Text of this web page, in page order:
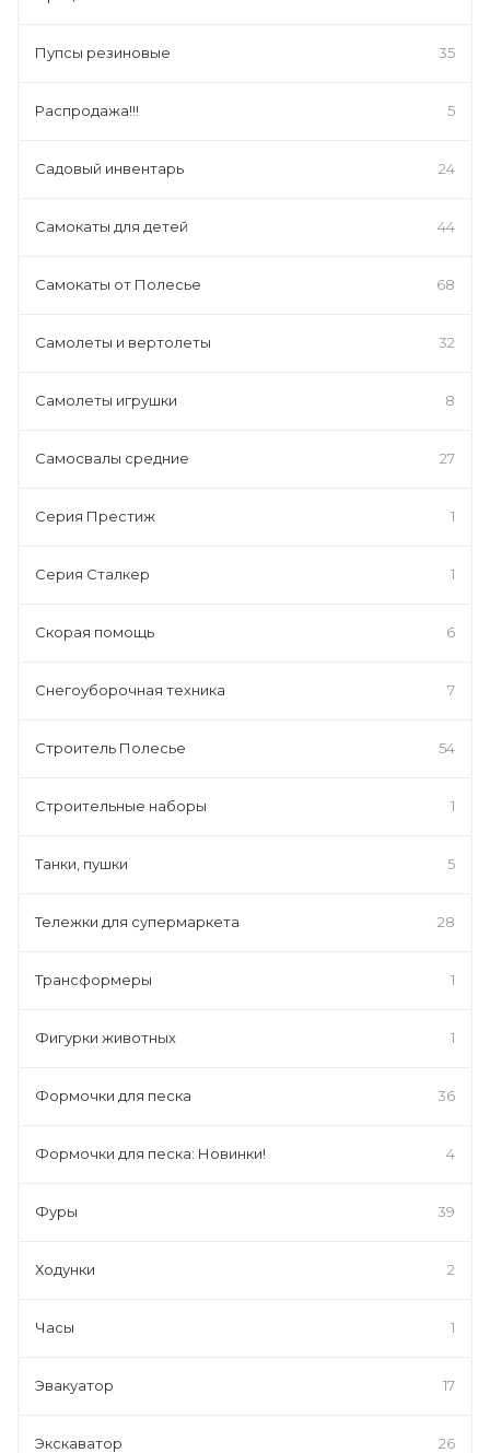
Пупсы резиновые 35
Распродажа!!! 5
Садовый инвентарь 24
Самокаты для детей 44
Самокаты от Полесье 68
Самолеты и вертолеты 32
Самолеты игрушки 8
Самосвалы средние 27
Серия Престиж 1
Серия Сталкер 1
Скорая помощь 6
Снегоуборочная техника 7
Строитель Полесье 54
Строительные наборы 1
Танки, пушки 5
Тележки для супермаркета 28
Трансформеры 1
Фигурки животных 1
Формочки для песка 36
Формочки для песка: Новинки! 4
Фуры 39
Ходунки 2
Часы 1
Эвакуатор 17
Экскаватор 26